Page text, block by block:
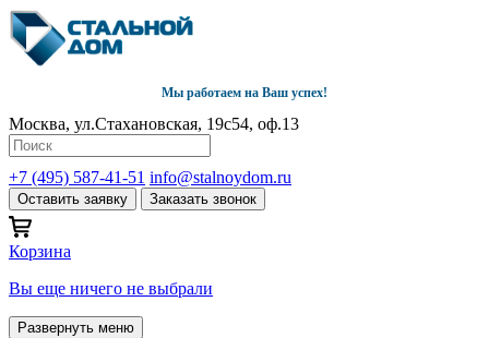
Мы работаем на Ваш успех!
Москва, ул.Стахановская, 19с54, оф.13
+7 (495) 587-41-51 info@stalnoydom.ru
Оставить заявку Заказать звонок
Корзина
Вы еще ничего не выбрали
Развернуть меню